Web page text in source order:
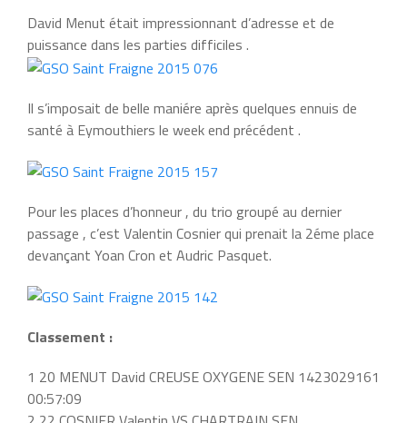
David Menut était impressionnant d’adresse et de
puissance dans les parties difficiles .
Il s’imposait de belle maniére après quelques ennuis de
santé à Eymouthiers le week end précédent .
Pour les places d’honneur , du trio groupé au dernier
passage , c’est Valentin Cosnier qui prenait la 2éme place
devançant Yoan Cron et Audric Pasquet.
Classement :
1 20 MENUT David CREUSE OXYGENE SEN 1423029161
00:57:09